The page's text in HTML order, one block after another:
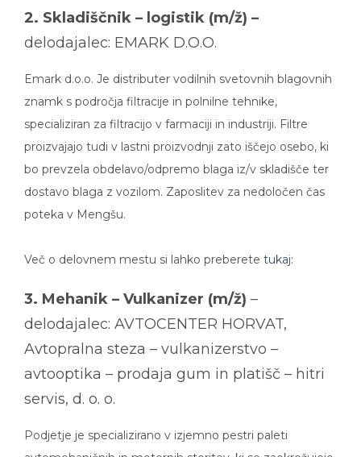
2. Skladiščnik – logistik (m/ž) –
delodajalec: EMARK D.O.O.
Emark d.o.o. Je distributer vodilnih svetovnih blagovnih
znamk s področja filtracije in polnilne tehnike,
specializiran za filtracijo v farmaciji in industriji. Filtre
proizvajajo tudi v lastni proizvodnji zato iščejo osebo, ki
bo prevzela obdelavo/odpremo blaga iz/v skladišče ter
dostavo blaga z vozilom. Zaposlitev za nedoločen čas
poteka v Mengšu.
Več o delovnem mestu si lahko preberete tukaj:
3. Mehanik – Vulkanizer (m/ž) –
delodajalec: AVTOCENTER HORVAT,
Avtopralna steza – vulkanizerstvo –
avtooptika – prodaja gum in platišč – hitri
servis, d. o. o.
Podjetje je specializirano v izjemno pestri paleti